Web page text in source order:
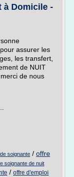
à Domicile -
assurer les
les transfert,
de NUIT
de nous
soignante / offre
soignante de nuit
/ offre d'emploi